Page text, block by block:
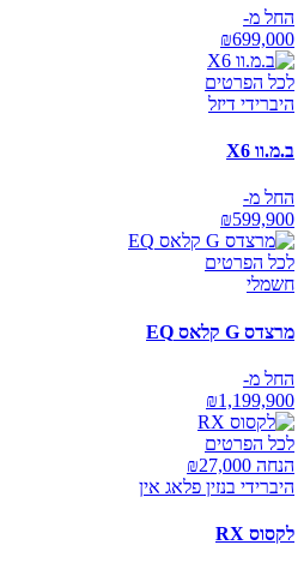
החל מ-
₪699,000
לכל הפרטים
היברידי דיזל
ב.מ.וו X6
החל מ-
₪599,900
לכל הפרטים
חשמלי
מרצדס G קלאס EQ
החל מ-
₪1,199,900
לכל הפרטים
הנחה ₪ 27,000
היברידי בנזין פלאג אין
לקסוס RX